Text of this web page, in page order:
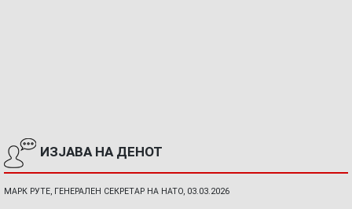
ИЗЈАВА НА ДЕНОТ
МАРК РУТЕ, ГЕНЕРАЛЕН СЕКРЕТАР НА НАТО, 03.03.2026